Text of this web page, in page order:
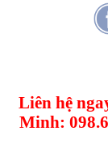
Liên hệ
Minh: